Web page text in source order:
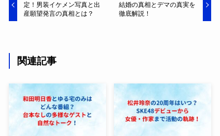
定！男装イケメン写真と出
産願望発言の真相とは？
結婚の真相とデマの真実を
徹底解説！
関連記事